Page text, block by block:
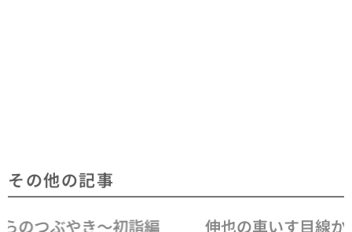
その他の記事
伸也の車いす目線からのつぶやき～就職～